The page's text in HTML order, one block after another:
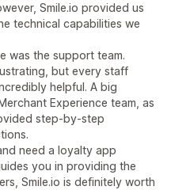
Smile.io provided us
technical capabilities we
was the support team.
but every staff
helpful. A big
Experience team, as
step-by-step
need a loyalty app
you in providing the
Smile.io is definitely worth